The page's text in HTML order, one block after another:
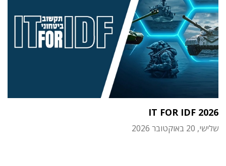
IT FOR IDF 2026
שלישי, 20 באוקטובר 2026